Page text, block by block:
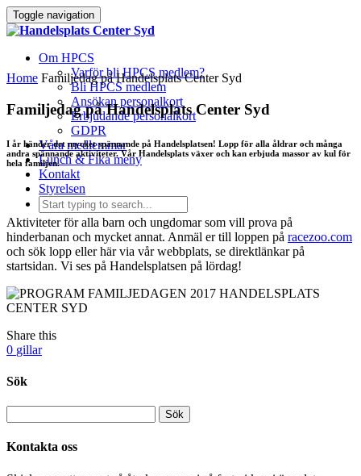
Toggle navigation
Om HPCS
Varför bli HPCS medlem?
Bli HPCS medlem
Ansökan personalkort
Erbjudande personalkort
GDPR
Våra medlemmar
Lunch & Fika meny
Kontakt
Styrelsen
Home Familjedag på Handelsplats Center Syd
Familjedag på Handelsplats Center Syd
I år händer det mycket spännande på Handelsplatsen! Lopp för alla åldrar och många
andra spännande aktiviteter. Vår Handelsplats växer och kan erbjuda massor av kul för
hela familjen.
Aktiviteter för alla barn och ungdomar som vill prova på
hinderbanan och mycket annat. Anmäl er till loppen på racezoo.com
och sök lopp eller här via vår webbplats, se direktlänkar på
startsidan. Vi ses på Handelsplatsen på lördag!
Share this
0 gillar
Sök
Kontakta oss